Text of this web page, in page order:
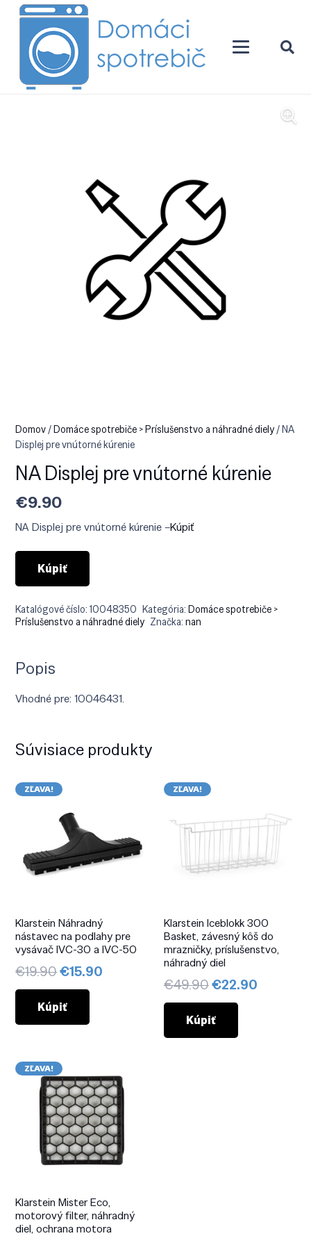
Domov/Domáce spotrebiče > Príslušenstvo a náhradné diely/ NA
Displej pre vnútorné kúrenie
NA Displej pre vnútorné kúrenie
€9.90
NA Displej pre vnútorné kúrenie –Kúpiť
Kúpiť
Katalógové číslo:10048350 Kategória:Domáce spotrebiče >
Príslušenstvo a náhradné diely Značka:nan
Popis
Vhodné pre: 10046431.
Súvisiace produkty
ZĽAVA!
Klarstein Náhradný
nástavec na podlahy pre
vysávač IVC-30 a IVC-50
€19.90Pôvodná
cena
bola:
€19.90.
€15.90
Kúpiť
ZĽAVA!
Klarstein Iceblokk 300
Basket, závesný kôš do
mrazničky, príslušenstvo,
náhradný diel
€49.90Pôvodná
cena
bola:
€49.90.
€22.90
Kúpiť
ZĽAVA!
Klarstein Mister Eco,
motorový filter, náhradný
diel, ochrana motora